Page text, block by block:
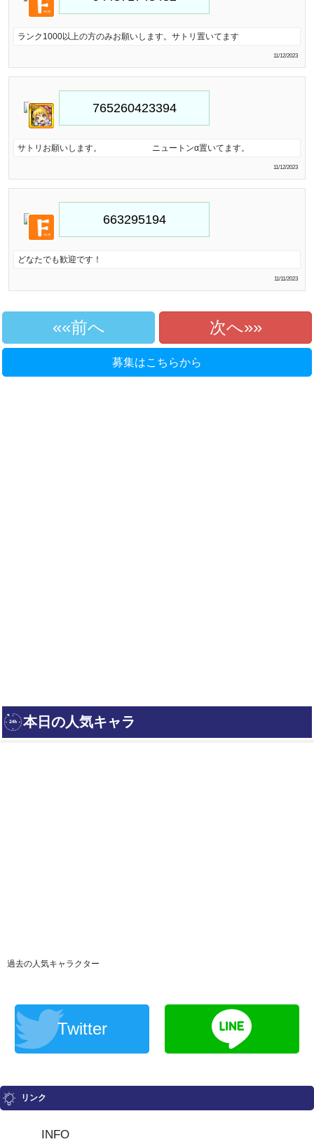
ランク1000以上の方のみお願いします。サトリ置いてます
11/12/2023
サトリお願いします。 ニュートンα置いてます。
11/12/2023
どなたでも歓迎です！
11/11/2023
«前へ 次へ»
募集はこちらから
過去の人気キャラクター
Twitter
リンク
INFO